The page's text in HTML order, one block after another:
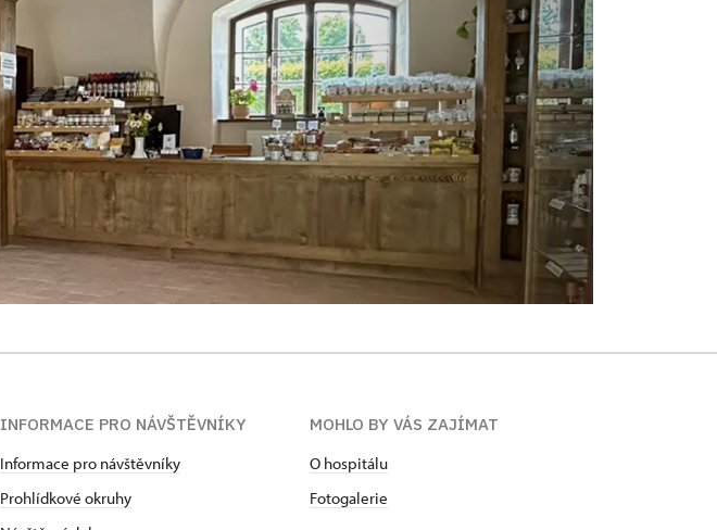
INFORMACE PRO NÁVŠTĚVNÍKY
Informace pro návštěvníky
Prohlídkové okruhy
MOHLO BY VÁS ZAJÍMAT
O hospitálu
Fotogalerie